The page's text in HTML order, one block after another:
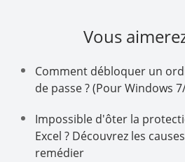
Vous
Comment débloquer un
de passe ? (Pour Windows
Impossible d'ôter la
Excel ? Découvrez les
remédier